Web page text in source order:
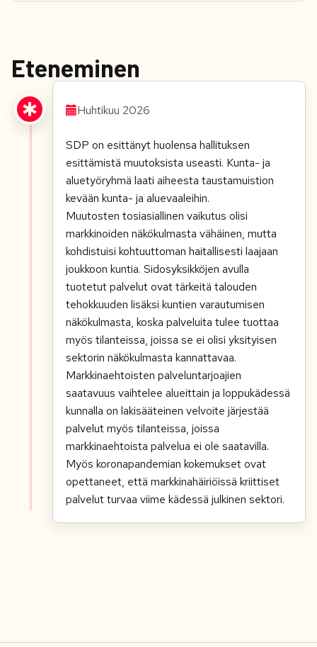
Eteneminen
Huhtikuu 2026
SDP on esittänyt huolensa hallituksen
esittämistä muutoksista useasti. Kunta- ja
aluetyöryhmä laati aiheesta taustamuistion
kevään kunta- ja aluevaaleihin.
Muutosten tosiasiallinen vaikutus olisi
markkinoiden näkökulmasta vähäinen, mutta
kohdistuisi kohtuuttoman haitallisesti laajaan
joukkoon kuntia. Sidosyksikköjen avulla
tuotetut palvelut ovat tärkeitä talouden
tehokkuuden lisäksi kuntien varautumisen
näkökulmasta, koska palveluita tulee tuottaa
myös tilanteissa, joissa se ei olisi yksityisen
sektorin näkökulmasta kannattavaa.
Markkinaehtoisten palveluntarjoajien
saatavuus vaihtelee alueittain ja loppukädessä
kunnalla on lakisääteinen velvoite järjestää
palvelut myös tilanteissa, joissa
markkinaehtoista palvelua ei ole saatavilla.
Myös koronapandemian kokemukset ovat
opettaneet, että markkinahäiriöissä kriittiset
palvelut turvaa viime kädessä julkinen sektori.